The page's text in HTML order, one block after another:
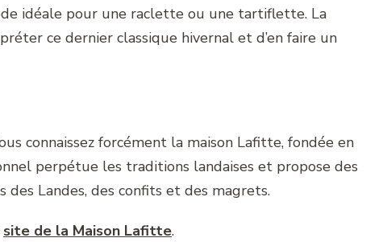
idéale pour une raclette ou une tartiflette. La
ce dernier classique hivernal et d’en faire un
connaissez forcément la maison Lafitte, fondée en
perpétue les traditions landaises et propose des
Landes, des confits et des magrets.
site de la Maison Lafitte.